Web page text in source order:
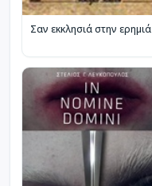
Σαν εκκλησιά στην ερημιά